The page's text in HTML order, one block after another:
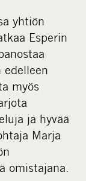
yhtiön
Esperin
edelleen
myös
ja hyvää
Marja
omistajana.